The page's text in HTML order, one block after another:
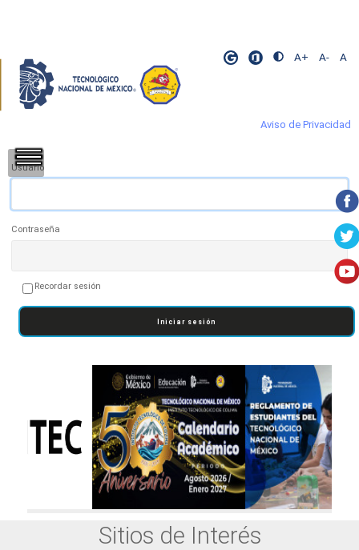
A+ A- A
Aviso de Privacidad
​​​
Usuario
Contraseña
Recordar sesión
Iniciar sesión
Sitios de Interés